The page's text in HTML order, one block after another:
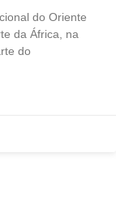
do Oriente
da África, na
do